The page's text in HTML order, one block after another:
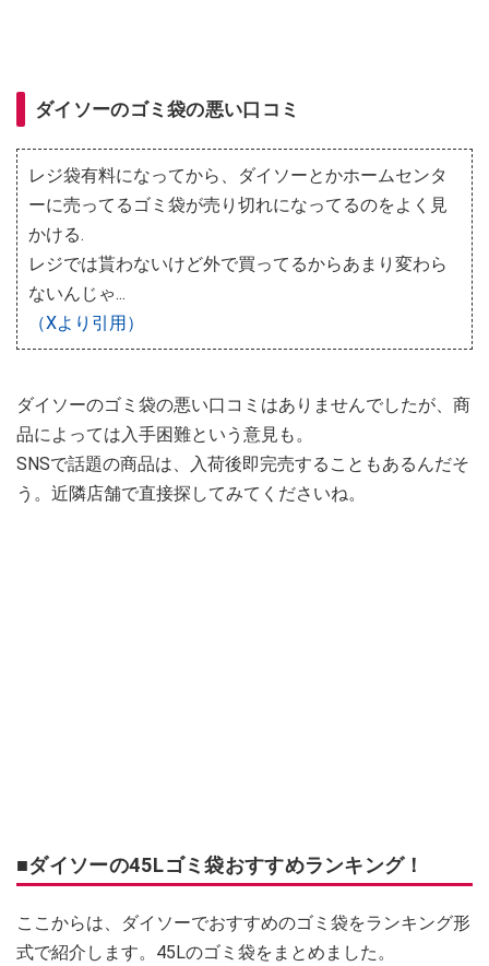
ダイソーのゴミ袋の悪い口コミ
レジ袋有料になってから、ダイソーとかホームセンタ
ーに売ってるゴミ袋が売り切れになってるのをよく見
かける.
レジでは貰わないけど外で買ってるからあまり変わら
ないんじゃ...
（Xより引用）
ダイソーのゴミ袋の悪い口コミはありませんでしたが、商
品によっては入手困難という意見も。
SNSで話題の商品は、入荷後即完売することもあるんだそ
う。近隣店舗で直接探してみてくださいね。
■ダイソーの45Lゴミ袋おすすめランキング！
ここからは、ダイソーでおすすめのゴミ袋をランキング形
式で紹介します。45Lのゴミ袋をまとめました。